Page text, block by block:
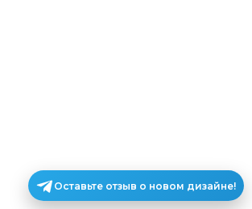
Оставьте отзыв о новом дизайне!